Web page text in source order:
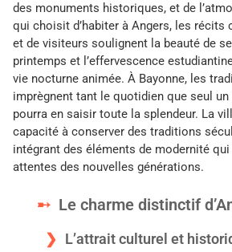
des monuments historiques, et de
qui choisit d’habiter à Angers, les récits
et de visiteurs soulignent la beauté de
printemps et l’effervescence
vie nocturne animée. À Bayonne, les
imprègnent tant le quotidien que seul
pourra en saisir toute la splendeur. La
capacité à conserver des traditions
intégrant des éléments de modernité
attentes des nouvelles générations.
Le charme distinctif
L’attrait culturel et